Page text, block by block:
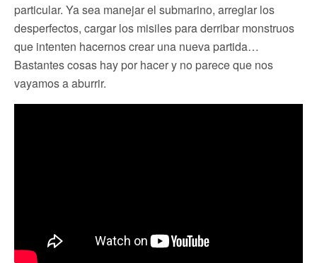
particular. Ya sea manejar el submarino, arreglar los
desperfectos, cargar los misiles para derribar monstruos
que intenten hacernos crear una nueva partida…
Bastantes cosas hay por hacer y no parece que nos
vayamos a aburrir.